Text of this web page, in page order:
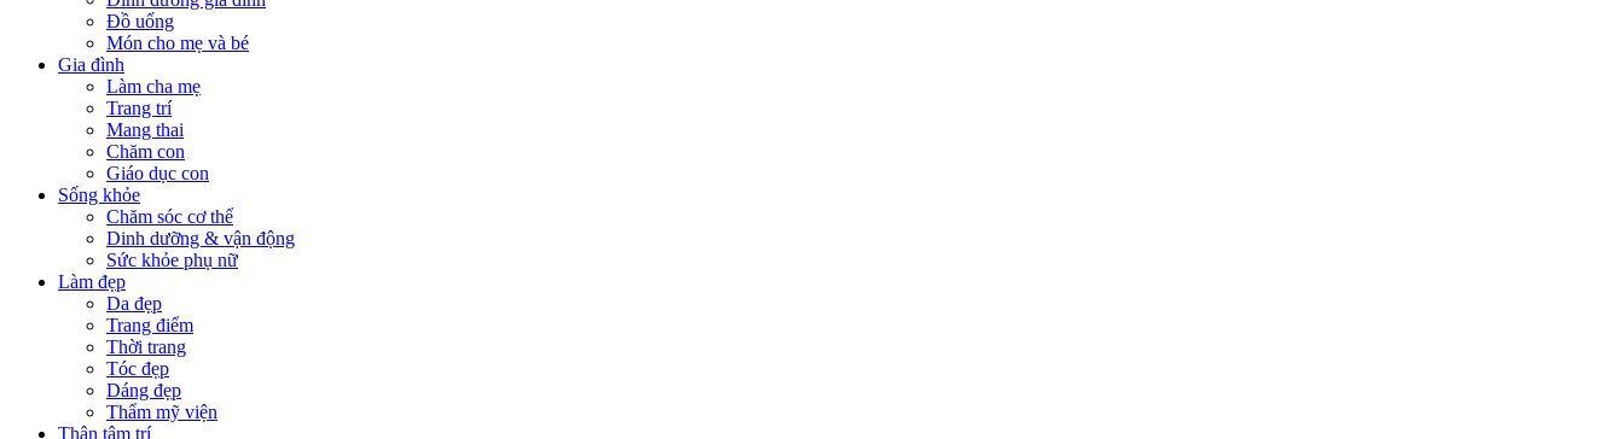
Đồ uống
Món cho mẹ và bé
Gia đình
Làm cha mẹ
Trang trí
Mang thai
Chăm con
Giáo dục con
Sống khỏe
Chăm sóc cơ thể
Dinh dưỡng & vận động
Sức khỏe phụ nữ
Làm đẹp
Da đẹp
Trang điểm
Thời trang
Tóc đẹp
Dáng đẹp
Thẩm mỹ viện
Thân tâm trí